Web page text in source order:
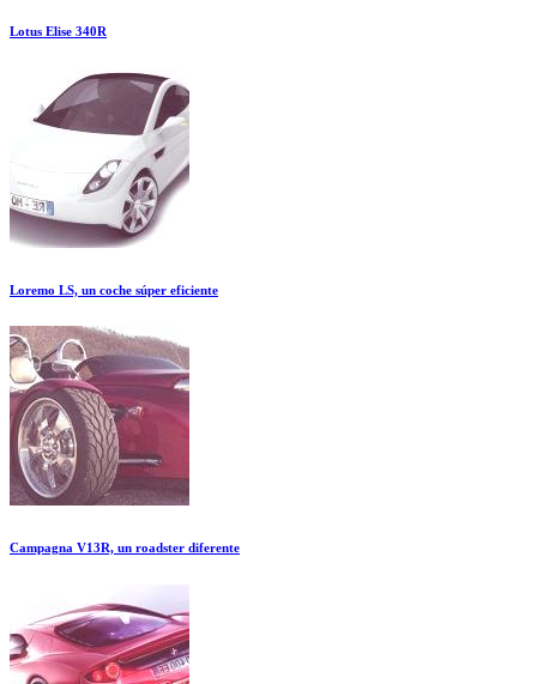
Lotus Elise 340R
Loremo LS, un coche súper eficiente
Campagna V13R, un roadster diferente